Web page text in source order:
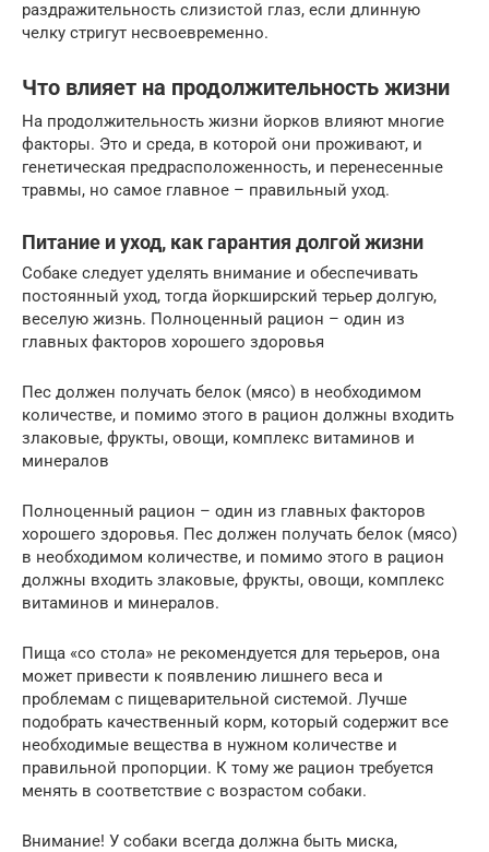
раздражительность слизистой глаз, если длинную
челку стригут несвоевременно.
Что влияет на продолжительность жизни
На продолжительность жизни йорков влияют многие
факторы. Это и среда, в которой они проживают, и
генетическая предрасположенность, и перенесенные
травмы, но самое главное – правильный уход.
Питание и уход, как гарантия долгой жизни
Собаке следует уделять внимание и обеспечивать
постоянный уход, тогда йоркширский терьер долгую,
веселую жизнь. Полноценный рацион – один из
главных факторов хорошего здоровья
Пес должен получать белок (мясо) в необходимом
количестве, и помимо этого в рацион должны входить
злаковые, фрукты, овощи, комплекс витаминов и
минералов
Полноценный рацион – один из главных факторов
хорошего здоровья. Пес должен получать белок (мясо)
в необходимом количестве, и помимо этого в рацион
должны входить злаковые, фрукты, овощи, комплекс
витаминов и минералов.
Пища «со стола» не рекомендуется для терьеров, она
может привести к появлению лишнего веса и
проблемам с пищеварительной системой. Лучше
подобрать качественный корм, который содержит все
необходимые вещества в нужном количестве и
правильной пропорции. К тому же рацион требуется
менять в соответствие с возрастом собаки.
Внимание! У собаки всегда должна быть миска,